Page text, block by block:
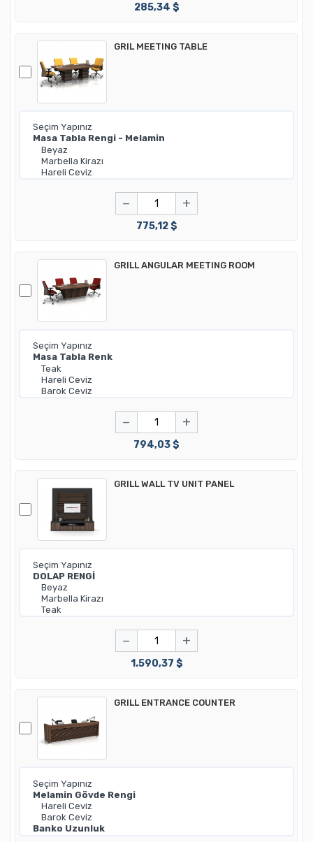
285,34 $
GRIL MEETING TABLE
− +
775,12 $
GRILL ANGULAR MEETING ROOM
− +
794,03 $
GRILL WALL TV UNIT PANEL
− +
1.590,37 $
GRILL ENTRANCE COUNTER